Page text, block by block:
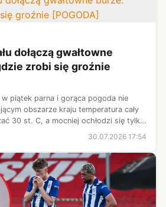
dołączą gwałtowne
zrobi się groźnie
piątek parna i gorąca pogoda nie
obszarze kraju temperatura cały
30 st. C, a mocniej ochłodzi się tylko
pojawią się też burze i to
30.07.2026 17:54